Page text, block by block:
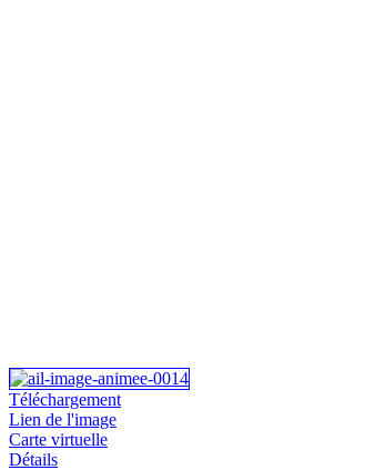
Téléchargement
Lien de l'image
Carte virtuelle
Détails